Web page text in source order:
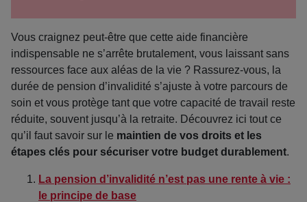
Vous craignez peut-être que cette aide financière
indispensable ne s’arrête brutalement, vous laissant sans
ressources face aux aléas de la vie ? Rassurez-vous, la
durée de pension d’invalidité s’ajuste à votre parcours de
soin et vous protège tant que votre capacité de travail reste
réduite, souvent jusqu’à la retraite. Découvrez ici tout ce
qu’il faut savoir sur le maintien de vos droits et les
étapes clés pour sécuriser votre budget durablement.
La pension d’invalidité n’est pas une rente à vie :
le principe de base